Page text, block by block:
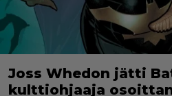
Joss Whedon jätti
kulttiohjaaja